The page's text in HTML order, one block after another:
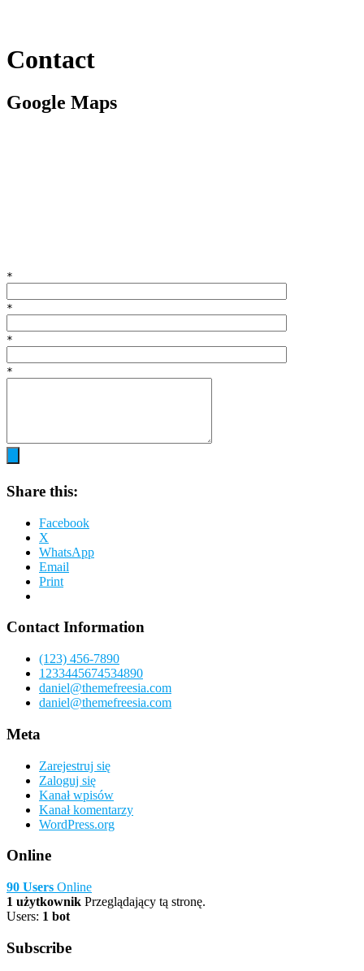
Contact
Google Maps
*
*
*
*
Share this:
Facebook
X
WhatsApp
Email
Print
Contact Information
(123) 456-7890
1233445674534890
daniel@themefreesia.com
daniel@themefreesia.com
Meta
Zarejestruj się
Zaloguj się
Kanał wpisów
Kanał komentarzy
WordPress.org
Online
90 Users Online
1 użytkownik Przeglądający tą stronę.
Users: 1 bot
Subscribe